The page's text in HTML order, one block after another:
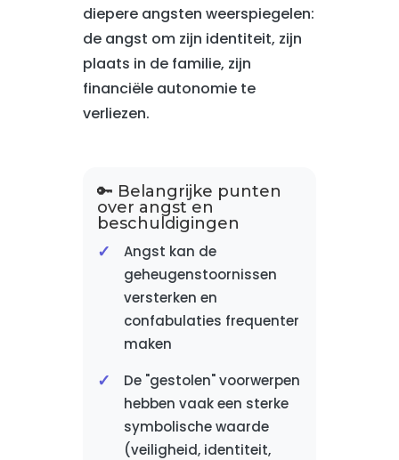
diepere angsten weerspiegelen:
de angst om zijn identiteit, zijn
plaats in de familie, zijn
financiële autonomie te
verliezen.
🔑 Belangrijke punten
over angst en
beschuldigingen
Angst kan de
geheugenstoornissen
versterken en
confabulaties frequenter
maken
De "gestolen" voorwerpen
hebben vaak een sterke
symbolische waarde
(veiligheid, identiteit,